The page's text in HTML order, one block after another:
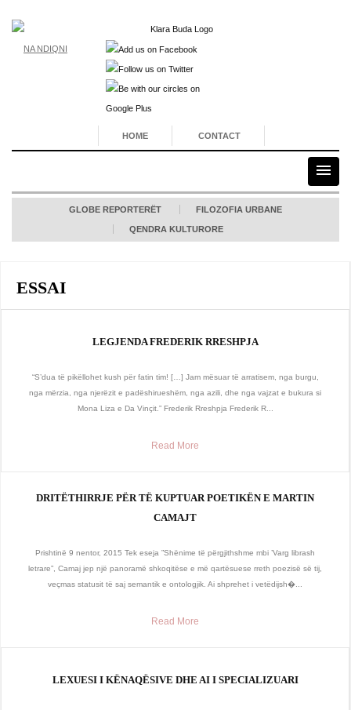
NA NDIQNI
HOME CONTACT
GLOBE REPORTERËT FILOZOFIA URBANE
QENDRA KULTURORE
ESSAI
LEGJENDA FREDERIK RRESHPJA
“S’dua të pikëllohet kush për fatin tim! […] Jam mësuar të arratisem, nga burgu,
nga mërzia, nga njerëzit e padëshirueshëm, nga azili, dhe nga vajzat e bukura si
Mona Liza e Da Vinçit.” Frederik Rreshpja Frederik R...
Read More
DRITËTHIRRJE PËR TË KUPTUAR POETIKËN E MARTIN
CAMAJT
Prishtinë 9 nentor, 2015 Tek eseja ”Shënime të përgjithshme mbi ’Varg librash
letrare”, Camaj jep një panoramë shkoqitëse e më qartësuese rreth poezisë së tij,
veçmas statusit të saj semantik e ontologjik. Ai shprehet i vetëdijsh�...
Read More
LEXUESI I KËNAQËSIVE DHE AI I SPECIALIZUARI